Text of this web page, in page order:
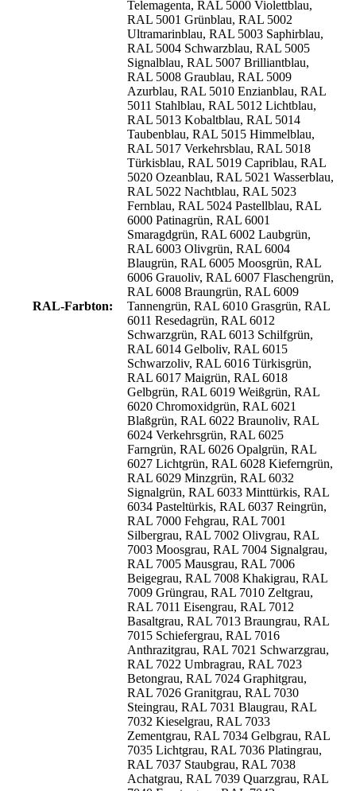
RAL-Farbton:
Telemagenta, RAL 5000 Violettblau,
RAL 5001 Grünblau, RAL 5002
Ultramarinblau, RAL 5003 Saphirblau,
RAL 5004 Schwarzblau, RAL 5005
Signalblau, RAL 5007 Brilliantblau,
RAL 5008 Graublau, RAL 5009
Azurblau, RAL 5010 Enzianblau, RAL
5011 Stahlblau, RAL 5012 Lichtblau,
RAL 5013 Kobaltblau, RAL 5014
Taubenblau, RAL 5015 Himmelblau,
RAL 5017 Verkehrsblau, RAL 5018
Türkisblau, RAL 5019 Capriblau, RAL
5020 Ozeanblau, RAL 5021 Wasserblau,
RAL 5022 Nachtblau, RAL 5023
Fernblau, RAL 5024 Pastellblau, RAL
6000 Patinagrün, RAL 6001
Smaragdgrün, RAL 6002 Laubgrün,
RAL 6003 Olivgrün, RAL 6004
Blaugrün, RAL 6005 Moosgrün, RAL
6006 Grauoliv, RAL 6007 Flaschengrün,
RAL 6008 Braungrün, RAL 6009
Tannengrün, RAL 6010 Grasgrün, RAL
6011 Resedagrün, RAL 6012
Schwarzgrün, RAL 6013 Schilfgrün,
RAL 6014 Gelboliv, RAL 6015
Schwarzoliv, RAL 6016 Türkisgrün,
RAL 6017 Maigrün, RAL 6018
Gelbgrün, RAL 6019 Weißgrün, RAL
6020 Chromoxidgrün, RAL 6021
Blaßgrün, RAL 6022 Braunoliv, RAL
6024 Verkehrsgrün, RAL 6025
Farngrün, RAL 6026 Opalgrün, RAL
6027 Lichtgrün, RAL 6028 Kieferngrün,
RAL 6029 Minzgrün, RAL 6032
Signalgrün, RAL 6033 Minttürkis, RAL
6034 Pasteltürkis, RAL 6037 Reingrün,
RAL 7000 Fehgrau, RAL 7001
Silbergrau, RAL 7002 Olivgrau, RAL
7003 Moosgrau, RAL 7004 Signalgrau,
RAL 7005 Mausgrau, RAL 7006
Beigegrau, RAL 7008 Khakigrau, RAL
7009 Grüngrau, RAL 7010 Zeltgrau,
RAL 7011 Eisengrau, RAL 7012
Basaltgrau, RAL 7013 Braungrau, RAL
7015 Schiefergrau, RAL 7016
Anthrazitgrau, RAL 7021 Schwarzgrau,
RAL 7022 Umbragrau, RAL 7023
Betongrau, RAL 7024 Graphitgrau,
RAL 7026 Granitgrau, RAL 7030
Steingrau, RAL 7031 Blaugrau, RAL
7032 Kieselgrau, RAL 7033
Zementgrau, RAL 7034 Gelbgrau, RAL
7035 Lichtgrau, RAL 7036 Platingrau,
RAL 7037 Staubgrau, RAL 7038
Achatgrau, RAL 7039 Quarzgrau, RAL